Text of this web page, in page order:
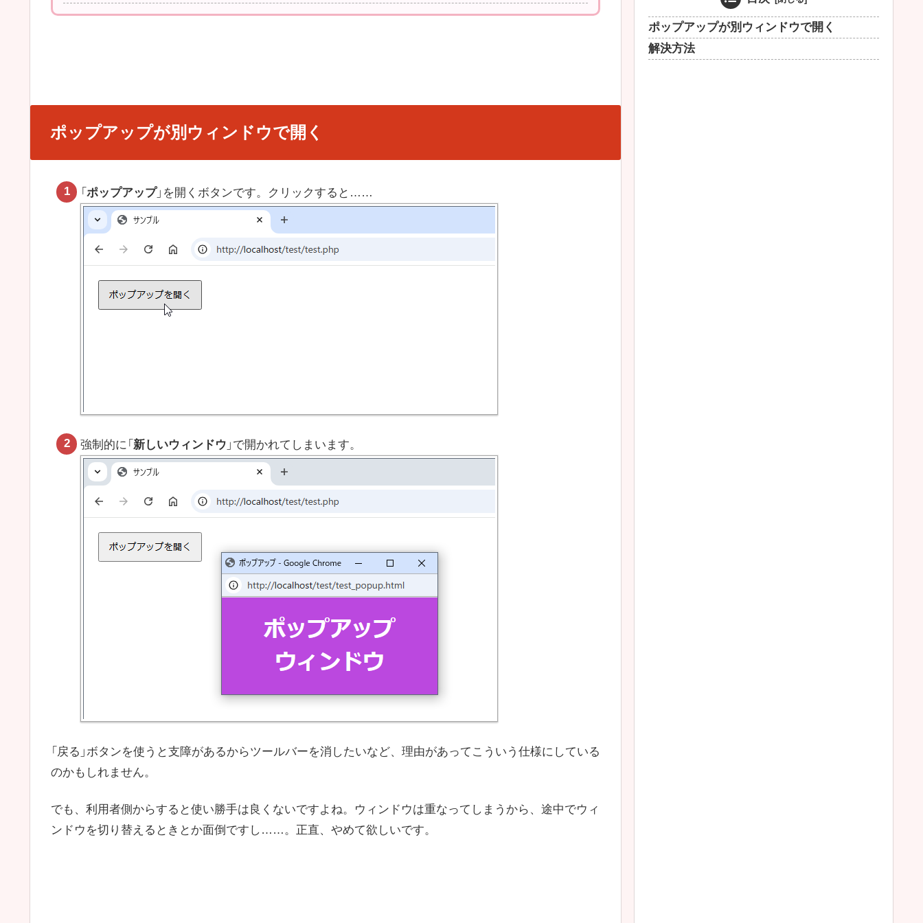
ポップアップが別ウィンドウで開く
「ポップアップ」を開くボタンです。クリックすると……
強制的に「新しいウィンドウ 」で開かれてしまいます。
「戻る」ボタンを使うと支障があるからツールバーを消したいなど、理由があってこういう仕様にしている
のかもしれません。
でも、利用者側からすると使い勝手は良くないですよね。ウィンドウは重なってしまうから、途中でウィ
ンドウを切り替えるときとか面倒ですし……。正直、やめて欲しいです。
ポップアップが別ウィンドウで開く
解決方法